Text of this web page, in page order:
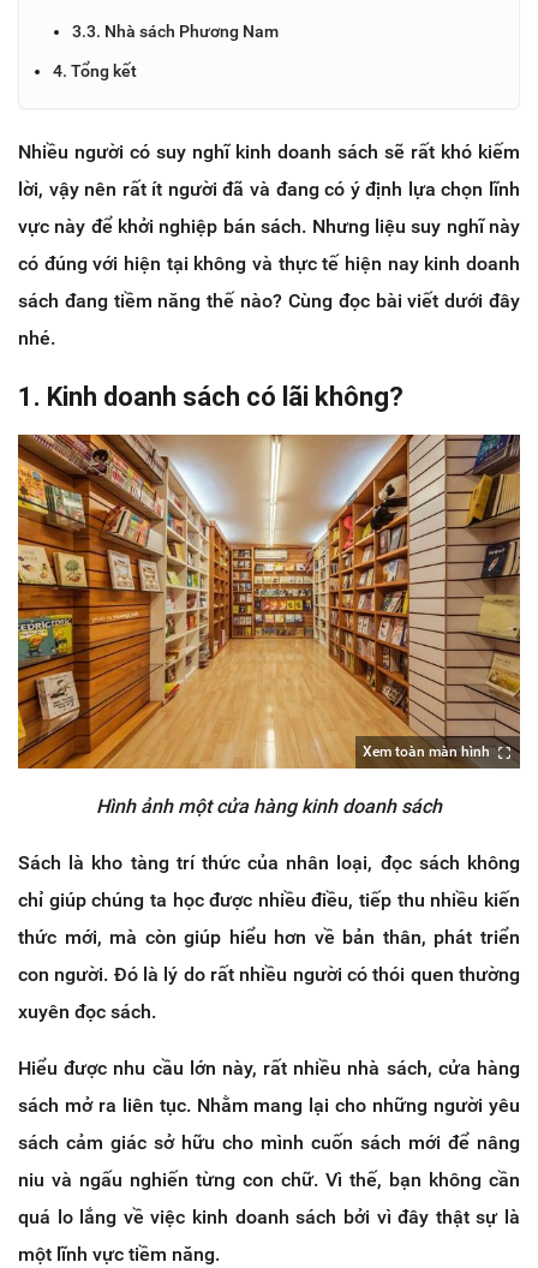
3.3. Nhà sách Phương Nam
4. Tổng kết
Nhiều người có suy nghĩ kinh doanh sách sẽ rất khó kiếm
lời, vậy nên rất ít người đã và đang có ý định lựa chọn lĩnh
vực này để khởi nghiệp bán sách. Nhưng liệu suy nghĩ này
có đúng với hiện tại không và thực tế hiện nay kinh doanh
sách đang tiềm năng thế nào? Cùng đọc bài viết dưới đây
nhé.
1. Kinh doanh sách có lãi không?
Xem toàn màn hình
Hình ảnh một cửa hàng kinh doanh sách
Sách là kho tàng trí thức của nhân loại, đọc sách không
chỉ giúp chúng ta học được nhiều điều, tiếp thu nhiều kiến
thức mới, mà còn giúp hiểu hơn về bản thân, phát triển
con người. Đó là lý do rất nhiều người có thói quen thường
xuyên đọc sách.
Hiểu được nhu cầu lớn này, rất nhiều nhà sách, cửa hàng
sách mở ra liên tục. Nhằm mang lại cho những người yêu
sách cảm giác sở hữu cho mình cuốn sách mới để nâng
niu và ngấu nghiến từng con chữ. Vì thế, bạn không cần
quá lo lắng về việc kinh doanh sách bởi vì đây thật sự là
một lĩnh vực tiềm năng.